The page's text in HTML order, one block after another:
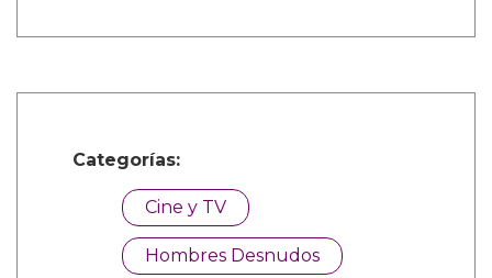
Categorías:
Cine y TV
Hombres Desnudos